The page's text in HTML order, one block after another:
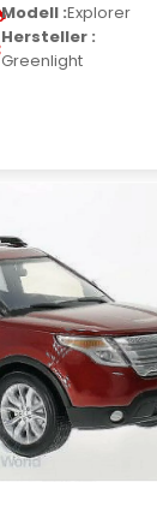
Modell :Explorer
Hersteller :
Greenlight